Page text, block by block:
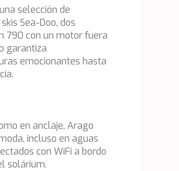
selección de
Sea-Doo, dos
790 con un motor fuera
garantiza
emocionantes hasta
en anclaje, Arago
incluso en aguas
con WiFi a bordo
solárium.